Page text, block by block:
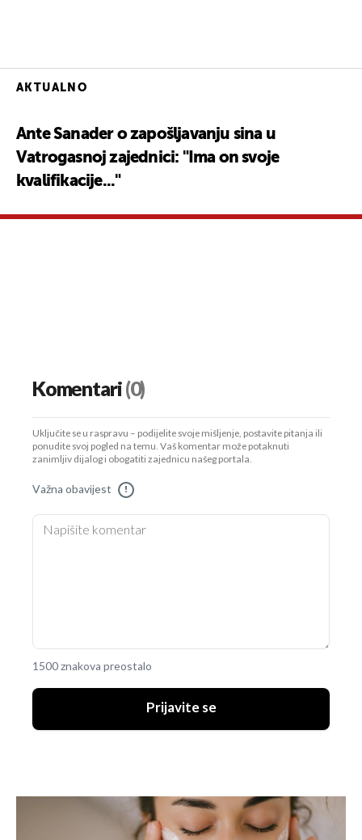
AKTUALNO
Ante Sanader o zapošljavanju sina u
Vatrogasnoj zajednici: "Ima on svoje
kvalifikacije..."
Komentari(0)
Uključite se u raspravu – podijelite svoje mišljenje, postavite pitanja ili
ponudite svoj pogled na temu. Vaš komentar može potaknuti
zanimljiv dijalog i obogatiti zajednicu našeg portala.
Važna obavijest !
1500 znakova preostalo
Prijavite se